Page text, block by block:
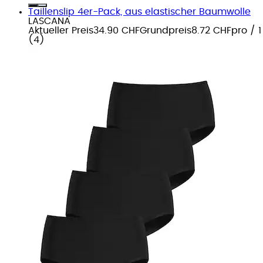
Taillenslip 4er-Pack, aus elastischer Baumwolle
LASCANA
Aktueller Preis34.90 CHFGrundpreis8.72 CHFpro /
( 4 )